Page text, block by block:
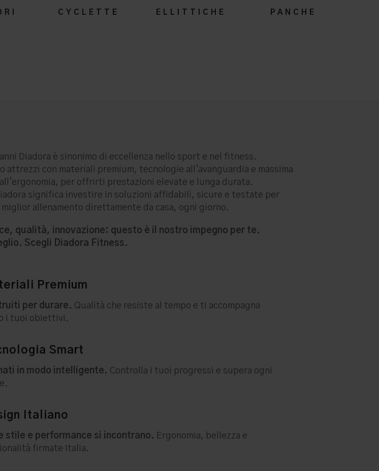
CYCLETTE ELLITTICHE PANCHE
Diadora è sinonimo di eccellenza nello sport e nel fitness.
attrezzi con materiali premium, tecnologie all'avanguardia e massima
per offrirti prestazioni elevate e lunga durata.
significa investire in soluzioni affidabili, sicure e testate per
allenamento direttamente da casa, ogni giorno.
qualità, innovazione: questo è il nostro impegno per te.
Scegli Diadora Fitness.
Premium
per durare. Qualità che resiste al tempo e ti accompagna
i tuoi obiettivi.
Smart
in modo intelligente. Controlla i tuoi progressi e supera ogni
Italiano
stile e performance si incontrano. Ergonomia, bellezza e
firmate Italia.